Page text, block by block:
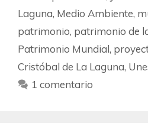
Laguna, Medio Ambiente,
patrimonio, patrimonio de
Patrimonio Mundial,
Cristóbal de La Laguna,
1 comentario